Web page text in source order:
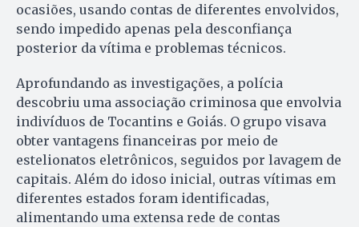
ocasiões, usando contas de diferentes envolvidos,
sendo impedido apenas pela desconfiança
posterior da vítima e problemas técnicos.
Aprofundando as investigações, a polícia
descobriu uma associação criminosa que envolvia
indivíduos de Tocantins e Goiás. O grupo visava
obter vantagens financeiras por meio de
estelionatos eletrônicos, seguidos por lavagem de
capitais. Além do idoso inicial, outras vítimas em
diferentes estados foram identificadas,
alimentando uma extensa rede de contas